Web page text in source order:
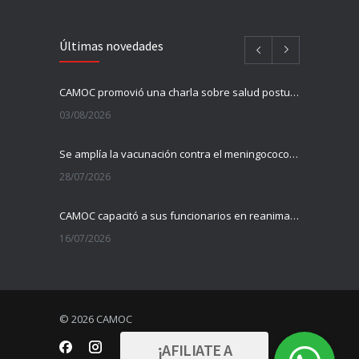
09/04/2026
CAMOC fue sede de una jornada de FEPREMI sobre el uso responsable de antibióticos
19/06/2026
16/06/2026
26/05/2026
Últimas novedades
CAMOC promovió una charla sobre salud postural dirigida a auxiliares de servicio
03/08/2026
Se amplía la vacunación contra el meningococo a nuevos grupos de edad
28/07/2026
CAMOC capacitó a sus funcionarios en reanimación cardiopulmonar básica
16/07/2026
Información sobre la vacunación contra el meningococo para adolescentes de 11 y 12 años
© 2026 CAMOC
¡AFILIATE A